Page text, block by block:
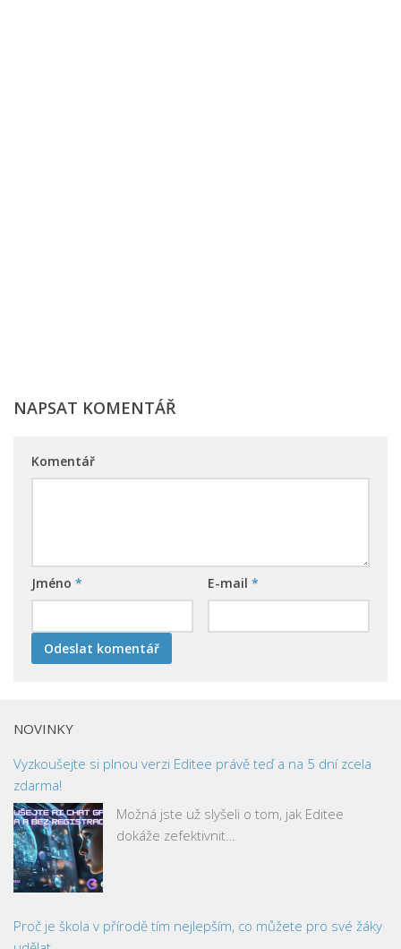
NAPSAT KOMENTÁŘ
Komentář
Jméno * E-mail *
NOVINKY
Vyzkoušejte si plnou verzi Editee právě teď a na 5 dní zcela
zdarma!
Možná jste už slyšeli o tom, jak Editee
dokáže zefektivnit…
Proč je škola v přírodě tím nejlepším, co můžete pro své žáky